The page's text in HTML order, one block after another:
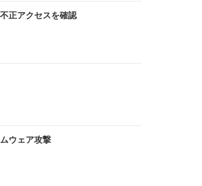
正アクセスを確認
ウェア攻撃